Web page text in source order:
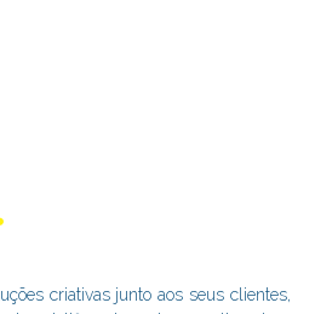
criativas junto aos seus clientes,